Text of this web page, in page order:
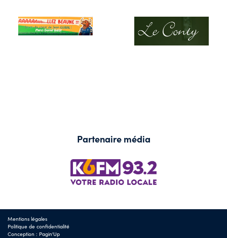
Partenaire média
Mentions légales
Politique de confidentialité
Conception : Pagin'Up